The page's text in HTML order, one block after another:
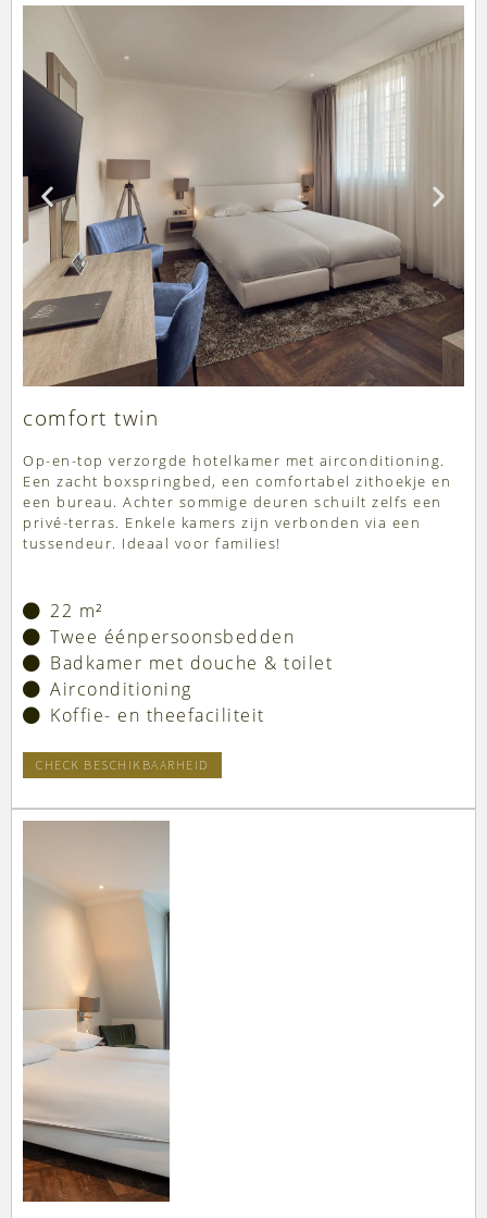
comfort twin
Op-en-top verzorgde hotelkamer met airconditioning.
Een zacht boxspringbed, een comfortabel zithoekje en
een bureau. Achter sommige deuren schuilt zelfs een
privé-terras. Enkele kamers zijn verbonden via een
tussendeur. Ideaal voor families!
22 m²
Twee éénpersoonsbedden
Badkamer met douche & toilet
Airconditioning
Koffie- en theefaciliteit
CHECK BESCHIKBAARHEID